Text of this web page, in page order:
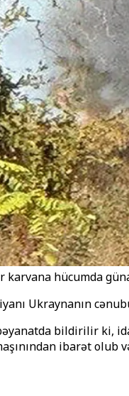
hücumda
Ukraynanın
bildirilir ki,
ibarət